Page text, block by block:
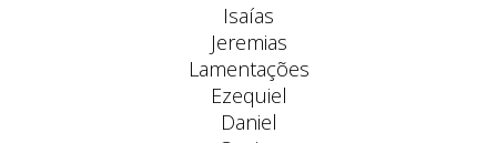
Isaías
Jeremias
Lamentações
Ezequiel
Daniel